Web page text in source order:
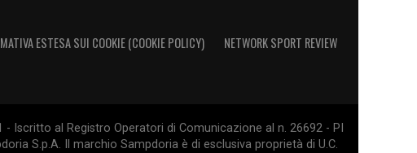
colpoESTESA SUI COOKIE (COOKIE POLICY) NETWORK SPORT REVIEW
Iscritto al Registro Operatori di Comunicazione al n. 26692 - PI
S.p.A. Il marchio Sampdoria è di esclusiva proprietà di U.C.